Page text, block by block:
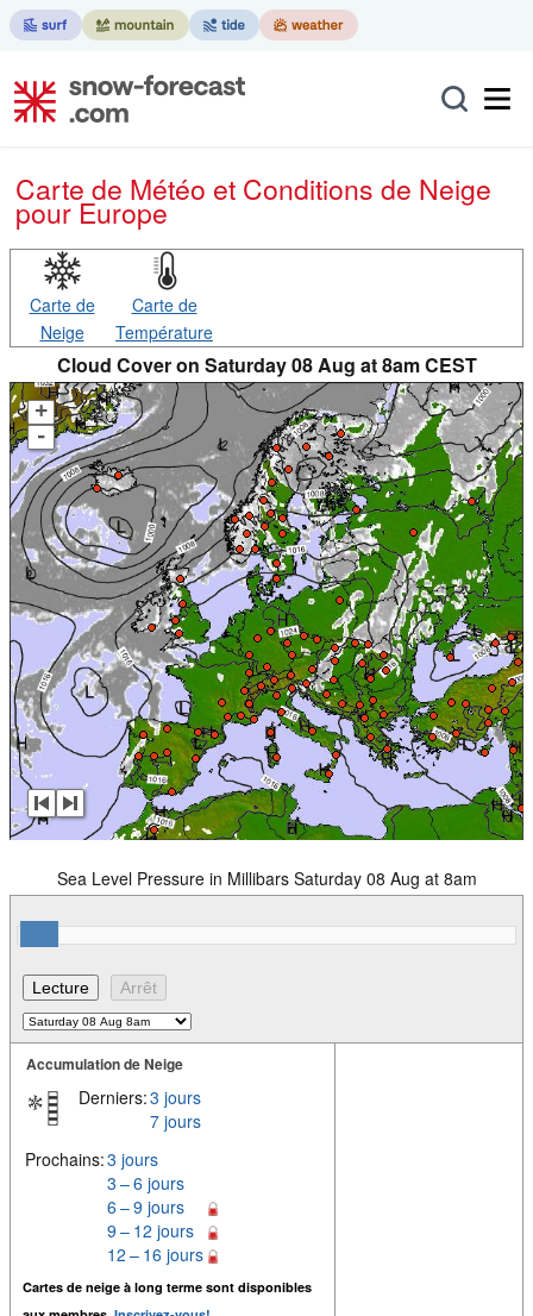
Carte de Météo et Conditions de Neige
pour Europe
Carte de
Neige
Carte de
Température
Cloud Cover on Saturday 08 Aug at 8am CEST
+
-
Sea Level Pressure in Millibars Saturday 08 Aug at 8am
Accumulation de Neige
Derniers:3 jours
7 jours
Prochains:3 jours
3 – 6 jours
6 – 9 jours
9 – 12 jours
12 – 16 jours
Cartes de neige à long terme sont disponibles